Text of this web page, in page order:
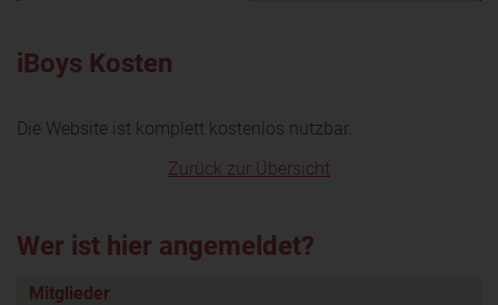
iBoys Kosten
Die Website ist komplett kostenlos nutzbar.
Zurück zur Übersicht
Wer ist hier angemeldet?
Mitglieder